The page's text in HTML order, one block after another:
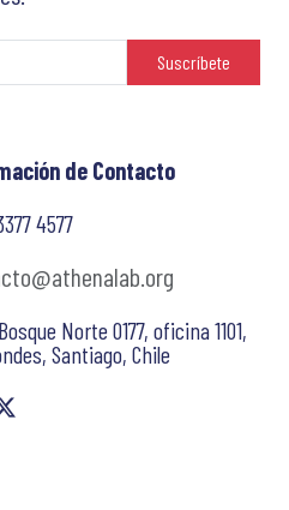
Suscríbete
de Contacto
4577
Norte 0177, oficina 1101,
Santiago, Chile